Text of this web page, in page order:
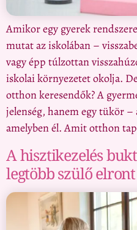
Amikor egy gyerek
mutat az iskolában –
vagy épp túlzottan
iskolai környezetet okolja.
otthon keresendők? A
jelenség, hanem egy tükör
amelyben él. Amit otthon
A hisztikezelés
legtöbb szülő elront